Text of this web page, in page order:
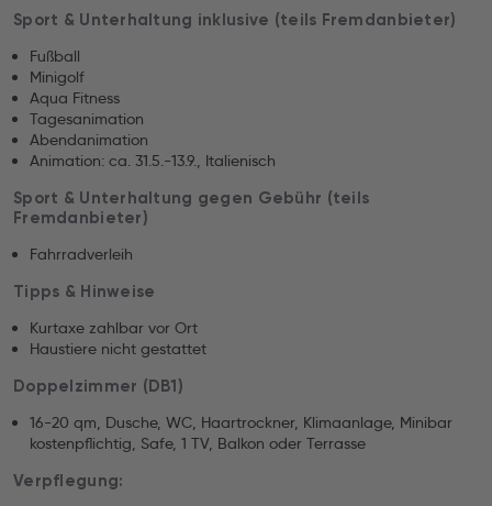
Sport & Unterhaltung inklusive (teils Fremdanbieter)
Fußball
Minigolf
Aqua Fitness
Tagesanimation
Abendanimation
Animation: ca. 31.5.-13.9., Italienisch
Sport & Unterhaltung gegen Gebühr (teils
Fremdanbieter)
Fahrradverleih
Tipps & Hinweise
Kurtaxe zahlbar vor Ort
Haustiere nicht gestattet
Doppelzimmer (DB1)
16-20 qm, Dusche, WC, Haartrockner, Klimaanlage, Minibar
kostenpflichtig, Safe, 1 TV, Balkon oder Terrasse
Verpflegung: